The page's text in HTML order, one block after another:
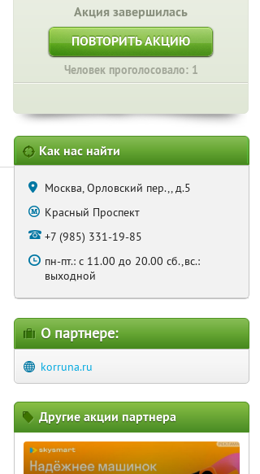
Акция завершилась
ПОВТОРИТЬ АКЦИЮ
Человек проголосовало: 1
Как нас найти
Москва, Орловский пер.,, д.5
Красный Проспект
+7 (985) 331-19-85
пн-пт.: с 11.00 до 20.00 сб.,вс.:
выходной
О партнере:
korruna.ru
Другие акции партнера